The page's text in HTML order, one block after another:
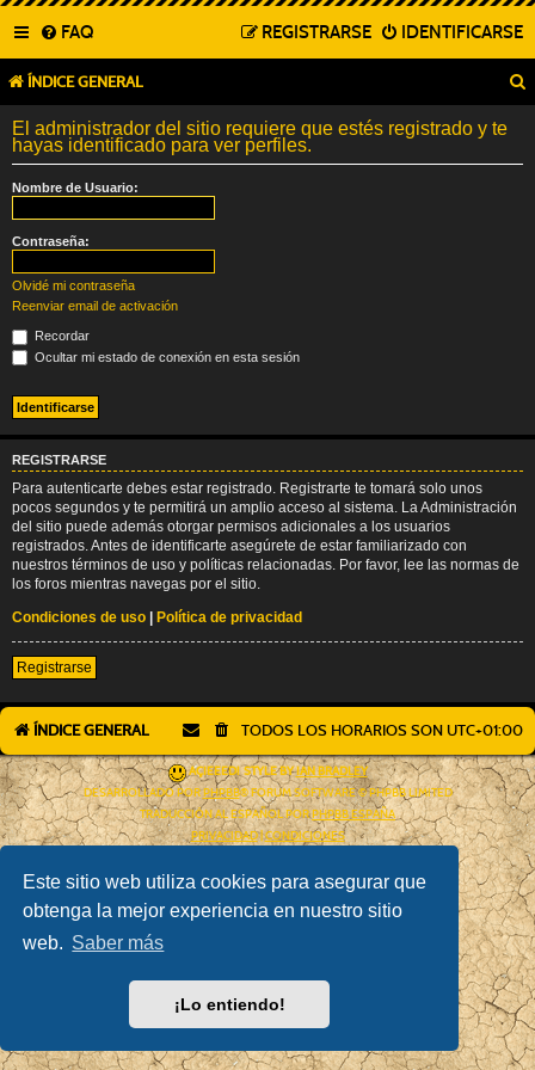
Este sitio web utiliza cookies para asegurar que
obtenga la mejor experiencia en nuestro sitio
web. Saber más
¡Lo entiendo!
FAQ IDENTIFICARSE
REGISTRARSE
ÍNDICE GENERAL
El administrador del sitio requiere que estés registrado y te
hayas identificado para ver perfiles.
Nombre de Usuario:
Contraseña:
Olvidé mi contraseña
Reenviar email de activación
Recordar
Ocultar mi estado de conexión en esta sesión
REGISTRARSE
Para autenticarte debes estar registrado. Registrarte te tomará solo unos
pocos segundos y te permitirá un amplio acceso al sistema. La Administración
del sitio puede además otorgar permisos adicionales a los usuarios
registrados. Antes de identificarte asegúrete de estar familiarizado con
nuestros términos de uso y políticas relacionadas. Por favor, lee las normas de
los foros mientras navegas por el sitio.
Condiciones de uso | Política de privacidad
Registrarse
ÍNDICE GENERAL TODOS LOS HORARIOS SON UTC+01:00
AÇIEEED! STYLE BYIAN BRADLEY
DESARROLLADO POR PHPBB® FORUM SOFTWARE © PHPBB LIMITED
TRADUCCIÓN AL ESPAÑOL POR PHPBB ESPAÑA
PRIVACIDAD|CONDICIONES